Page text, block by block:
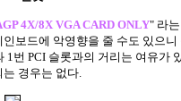
4X/8X VGA CARD ONLY" 라
보드에 악영향을 줄 수도 있으니
1번 PCI 슬롯과의 거리는 여유가
는 경우는 없다.